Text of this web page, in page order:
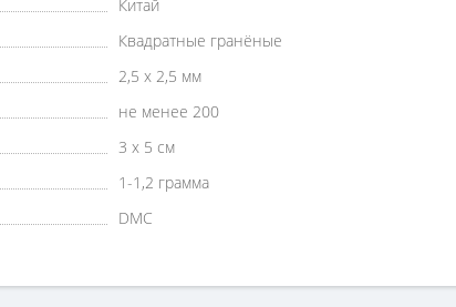
Китай
Квадратные гранёные
2,5 х 2,5 мм
не менее 200
3 х 5 см
1-1,2 грамма
DMC